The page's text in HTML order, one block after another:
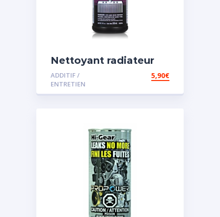
Nettoyant radiateur
ADDITIF /
ENTRETIEN
5,90€